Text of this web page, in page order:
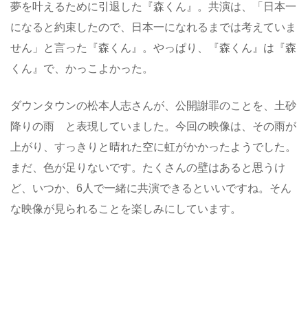
夢を叶えるために引退した『森くん』。共演は、「日本一
になると約束したので、日本一になれるまでは考えていま
せん」と言った『森くん』。やっぱり、『森くん』は『森
くん』で、かっこよかった。
ダウンタウンの松本人志さんが、公開謝罪のことを、土砂
降りの雨 と表現していました。今回の映像は、その雨が
上がり、すっきりと晴れた空に虹がかかったようでした。
まだ、色が足りないです。たくさんの壁はあると思うけ
ど、いつか、6人で一緒に共演できるといいですね。そん
な映像が見られることを楽しみにしています。